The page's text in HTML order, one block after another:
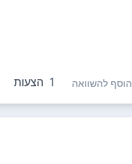
הוסף להשוואה 1 הצעות